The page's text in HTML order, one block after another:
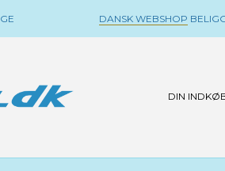
DANSK WEBSHOP
DIN